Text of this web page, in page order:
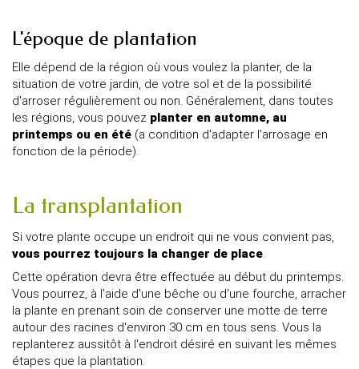
L'époque de plantation
Elle dépend de la région où vous voulez la planter, de la
situation de votre jardin, de votre sol et de la possibilité
d'arroser régulièrement ou non. Généralement, dans toutes
les régions, vous pouvez planter en automne, au
printemps ou en été (a condition d'adapter l'arrosage en
fonction de la période).
La transplantation
Si votre plante occupe un endroit qui ne vous convient pas,
vous pourrez toujours la changer de place.
Cette opération devra être effectuée au début du printemps.
Vous pourrez, à l'aide d'une bêche ou d'une fourche, arracher
la plante en prenant soin de conserver une motte de terre
autour des racines d'environ 30 cm en tous sens. Vous la
replanterez aussitôt à l'endroit désiré en suivant les mêmes
étapes que la plantation.